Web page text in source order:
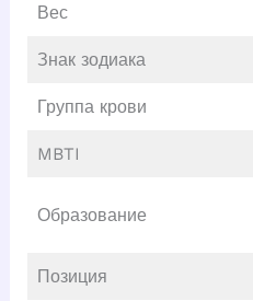
Вес
Знак зодиака
Группа крови
MBTI
Образование
Позиция